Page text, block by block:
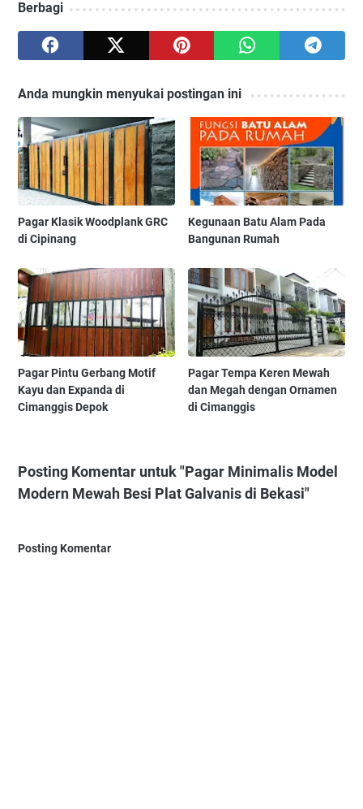
Berbagi
Anda mungkin menyukai postingan ini
Pagar Klasik Woodplank GRC
di Cipinang
Kegunaan Batu Alam Pada
Bangunan Rumah
Pagar Pintu Gerbang Motif
Kayu dan Expanda di
Cimanggis Depok
Pagar Tempa Keren Mewah
dan Megah dengan Ornamen
di Cimanggis
Posting Komentar untuk "Pagar Minimalis Model
Modern Mewah Besi Plat Galvanis di Bekasi"
Posting Komentar